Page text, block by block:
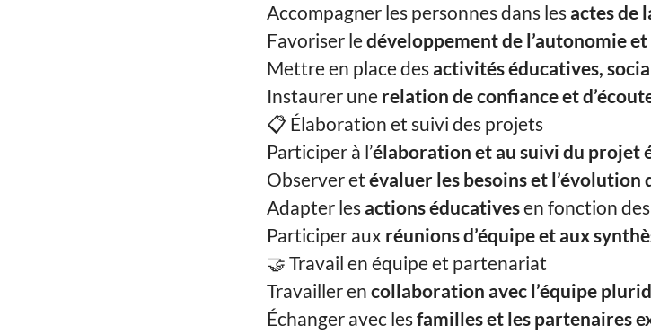
Accompagner les personnes dans les actes de
Favoriser ledéveloppement de l’autonomie
Mettre en place des activités éducatives,
Instaurer une relation de confiance et
📋 Élaboration et suivi des projets
Participer à l’élaboration et au suivi du projet
Observer et évaluer les besoins et l’évolution
Adapter les actions éducativesen fonction
Participer aux réunions d’équipe et aux
🤝 Travail en équipe et partenariat
Travailler en collaboration avec l’équipe
Échanger avec lesfamilles et les partenaires